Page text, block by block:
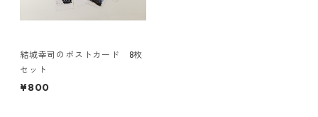
結城幸司のポストカード 8枚
セット
¥800